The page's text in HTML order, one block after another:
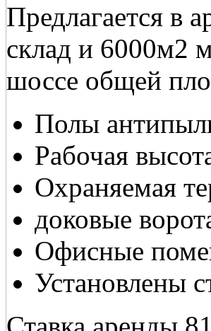
Предлагается в
склад и 6000м2
шоссе общей
Полы
Рабочая
Охраняемая
доковые
Офисные
Установлены